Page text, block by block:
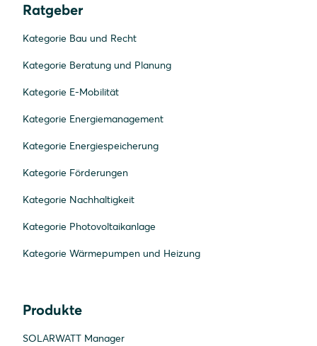
Ratgeber
Kategorie Bau und Recht
Kategorie Beratung und Planung
Kategorie E-Mobilität
Kategorie Energiemanagement
Kategorie Energiespeicherung
Kategorie Förderungen
Kategorie Nachhaltigkeit
Kategorie Photovoltaikanlage
Kategorie Wärmepumpen und Heizung
Produkte
SOLARWATT Manager